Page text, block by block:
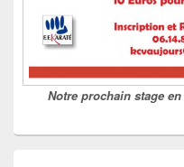
Notre prochain stage